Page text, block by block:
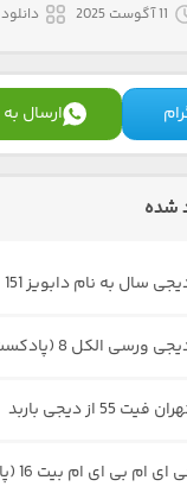
11 آگوست 2025
ارسال
شده
سال به نام دابویز 151
الکل 8 (پادکست)
از دیجی باربد
بی ای ام بیت 16 (پادکست)